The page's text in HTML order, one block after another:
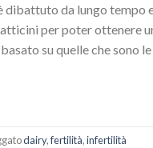
da lungo tempo
per poter ottenere
su quelle che sono
dairy,fertilità,infertilità